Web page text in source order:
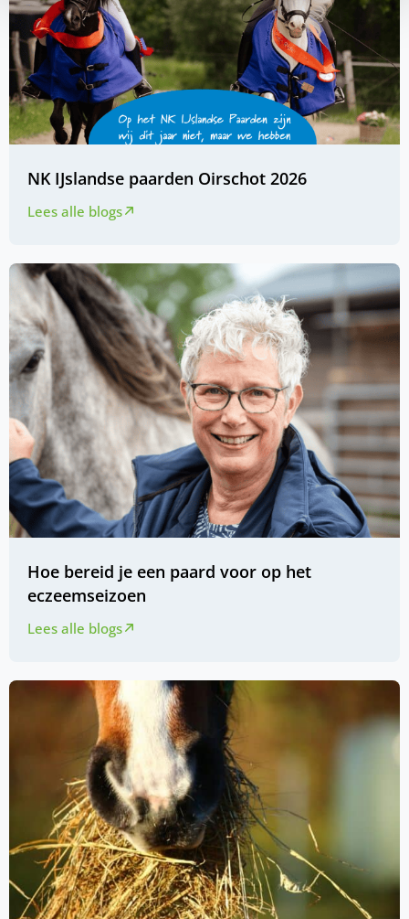
NK IJslandse paarden Oirschot 2026
Lees alle blogs
Hoe bereid je een paard voor op het
eczeemseizoen
Lees alle blogs